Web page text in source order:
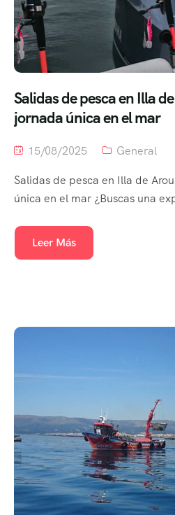
Salidas de pesca en Illa
jornada única en el mar
15/08/2025
General
Salidas de pesca en Illa de
única en el mar ¿Buscas una
Leer Más